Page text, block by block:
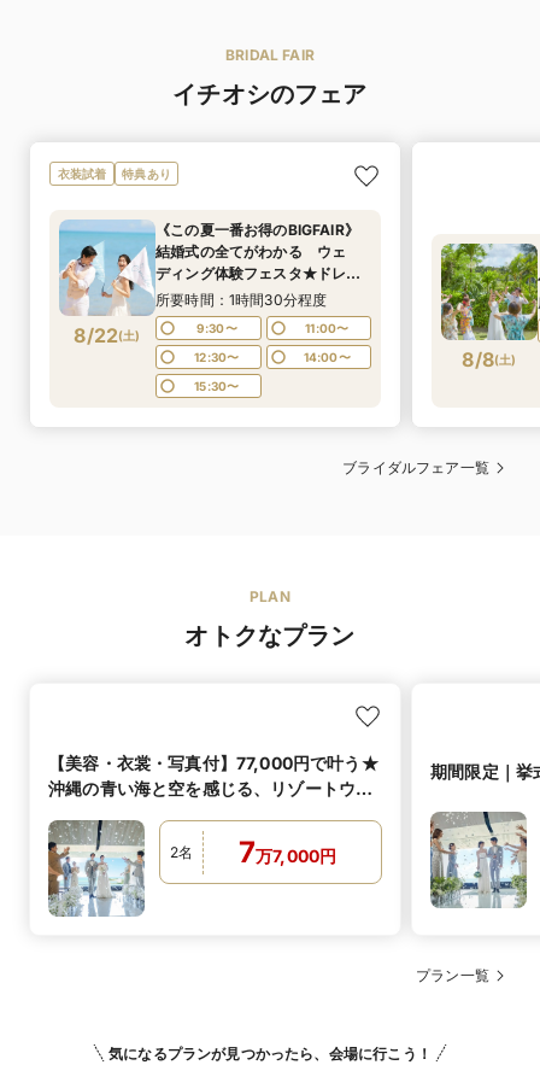
BRIDAL FAIR
イチオシのフェア
衣装試着 特典あり
8/22(土)
《この夏一番お得のBIGFAIR》
結婚式の全てがわかる ウェ
ディング体験フェスタ★ドレス
試着や入場体験も◎
所要時間：1時間30分程度
9:30〜
11:00〜
12:30〜
14:00〜
15:30〜
8/8(土)
ブライダルフェア一覧
PLAN
オトクなプラン
【美容・衣裳・写真付】77,000円で叶う★
沖縄の青い海と空を感じる、リゾートウェ
2名 7万7,000円
期間限定｜
プラン一覧
気になるプランが見つかったら、会場に行こう！